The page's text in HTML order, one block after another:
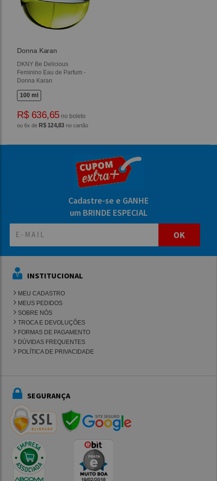
Donna Karan
DKNY Be Delicious
Feminino Eau de Parfum -
Donna Karan
100 ml
R$ 636,65no boleto
ou 6x de R$ 124,83 no cartão
Cadastre-se e GANHE
um BRINDE ESPECIAL
OK
INSTITUCIONAL
MEU CADASTRO
MEUS PEDIDOS
SOBRE NÓS
TROCA E DEVOLUÇÕES
FORMAS DE PAGAMENTO
DÚVIDAS FREQUENTES
POLÍTICA DE PRIVACIDADE
SEGURANÇA